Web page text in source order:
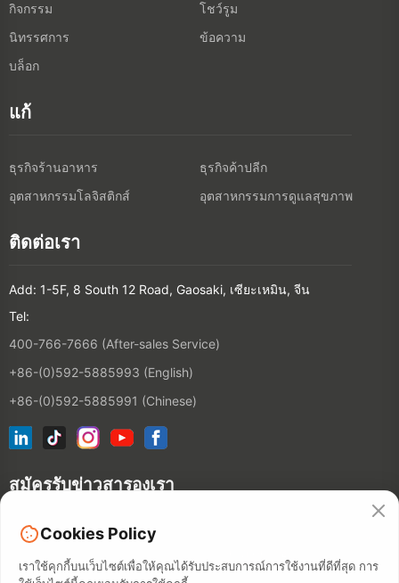
กิจกรรม
โชว์รูม
นิทรรศการ
ข้อความ
บล็อก
แก้
ธุรกิจร้านอาหาร
ธุรกิจค้าปลีก
อุตสาหกรรมโลจิสติกส์
อุตสาหกรรมการดูแลสุขภาพ
ติดต่อเรา
Add: 1-5F, 8 South 12 Road, Gaosaki, เซียะเหมิน, จีน
Tel:
400-766-7666 (After-sales Service)
+86-(0)592-5885993 (English)
+86-(0)592-5885991 (Chinese)
สมัครรับข่าวสารองเรา
Cookies Policy
เราใช้คุกกี้บนเว็บไซต์เพื่อให้คุณได้รับประสบการณ์การใช้งานที่ดีที่สุด การ